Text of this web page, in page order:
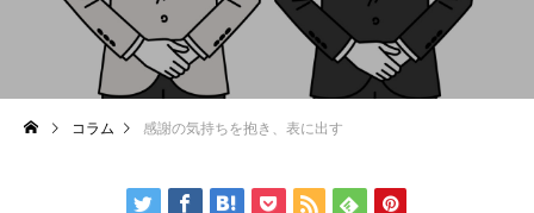
コラム 感謝の気持ちを抱き、表に出す